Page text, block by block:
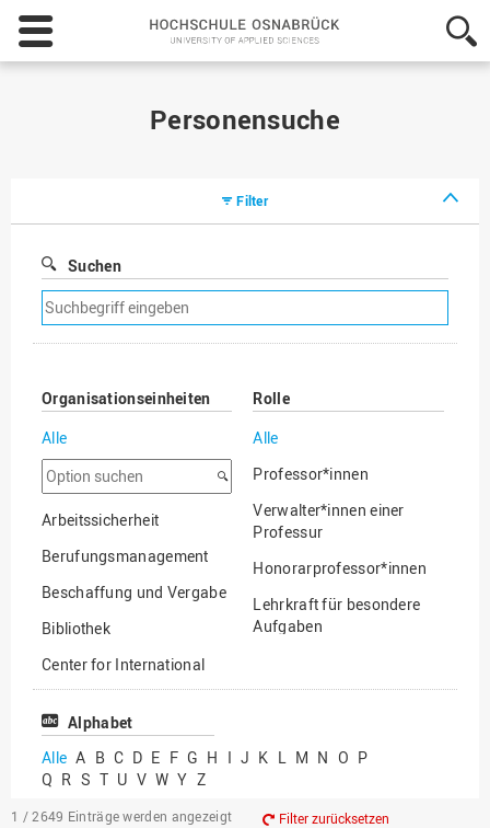
Hochschule
Osnabrück
-
Personensuche
Filter
Suchen
Suchfilter
entfernen
Organisationseinheiten
Alle
Option
suchen
Arbeitssicherheit
Berufungsmanagement
Beschaffung und Vergabe
Bibliothek
Center for International
Mobility
Center for International
Chancengerechtigkeit
eLearning Competence
Rolle
Alle
Professor*innen
Verwalter*innen einer
Professur
Honorarprofessor*innen
Lehrkraft für besondere
Aufgaben
Professor*innen im
Alphabet
Alle A B C D E F G H I J K L M N O P
Q R S T U V W Y Z
1 / 2649 Einträge werden angezeigt Filter zurücksetzen